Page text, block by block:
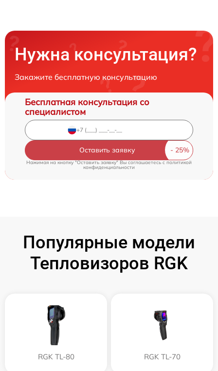
Нужна консультация?
Закажите бесплатную консультацию
Бесплатная консультация со
специалистом
Оставить заявку
Нажимая на кнопку "Оставить заявку" Вы соглашаетесь cполитикой
конфиденциальности
Популярные модели
Тепловизоров RGK
RGK TL-80 RGK TL-70